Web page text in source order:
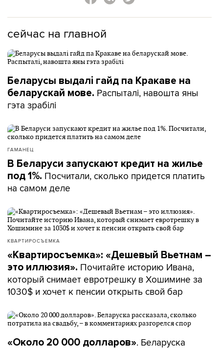
сейчас на главной
Беларусы выдалі гайд па Кракаве на
беларускай мове. Распыталі, навошта яны
гэта зрабілі
ГАМАНЕЦ
В Беларуси запускают кредит на жилье
под 1%. Посчитали, сколько придется платить
на самом деле
КВАРТИРОСЪЕМКА
«Квартиросъемка»: «Дешевый Вьетнам –
это иллюзия». Почитайте историю Ивана,
который снимает евротрешку в Хошимине за
1030$ и хочет к пенсии открыть свой бар
«Около 20 000 долларов». Беларуска